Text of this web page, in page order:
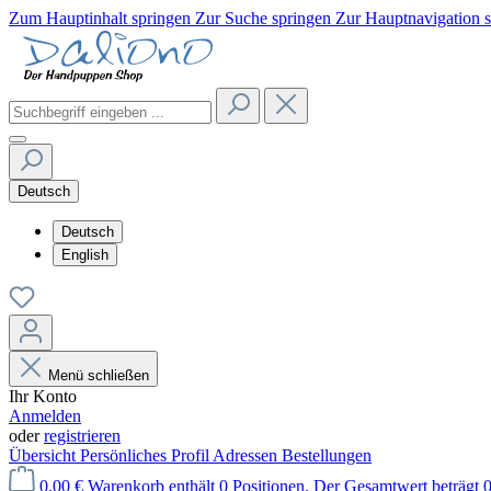
Zum Hauptinhalt springen Zur Suche springen Zur Hauptnavigation
Deutsch
Deutsch
English
Menü schließen
Ihr Konto
Anmelden
oderregistrieren
Übersicht Persönliches Profil Adressen Bestellungen
0,00 € Warenkorb enthält 0 Positionen. Der Gesamtwert beträgt